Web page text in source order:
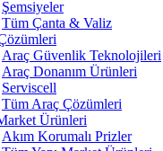
Şemsiyeler
Tüm Çanta & Valiz
Araç Güvenlik Teknolojileri
Araç Donanım Ürünleri
Serviscell
Tüm Araç Çözümleri
Ürünleri
Akım Korumalı Prizler